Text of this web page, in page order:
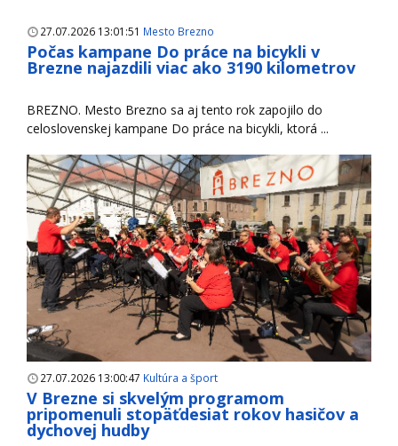
27.07.2026 13:01:51 Mesto Brezno
Počas kampane Do práce na bicykli v
Brezne najazdili viac ako 3190 kilometrov
BREZNO. Mesto Brezno sa aj tento rok zapojilo do
celoslovenskej kampane Do práce na bicykli, ktorá ...
27.07.2026 13:00:47 Kultúra a šport
V Brezne si skvelým programom
pripomenuli stopäťdesiat rokov hasičov a
dychovej hudby